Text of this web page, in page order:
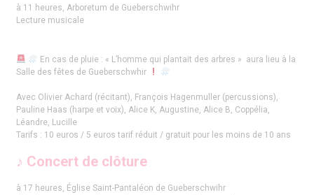
à 11 heures, Arboretum de Gueberschwihr
Lecture musicale
En cas de pluie : « L’homme qui plantait des arbres » aura lieu à la
Salle des fêtes de Gueberschwhir
Avec Olivier Achard (récitant), François Hagenmuller (percussions),
Pauline Haas (harpe et voix), Alice K, Augustine, Alice B, Coppélia,
Léandre, Lucille
Tarifs : 10 euros / 5 euros tarif réduit / gratuit pour les moins de 10 ans
♪ Concert de clôture
à 17 heures, Église Saint-Pantaléon de Gueberschwihr